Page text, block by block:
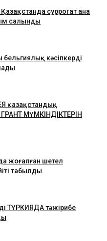
суррогат ана
салынды
кәсіпкерді
қазақстандық
ГРАНТ МҮМКІНДІКТЕРІН
жоғалған шетел
табылды
ТҮРКИЯДА тәжірибе